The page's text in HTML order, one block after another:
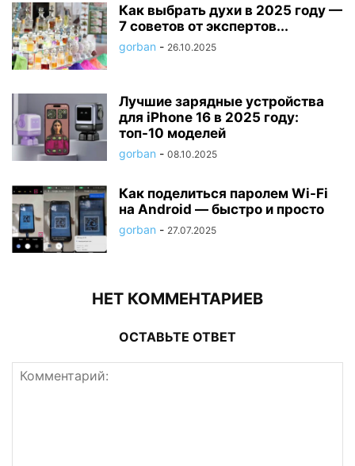
Как выбрать духи в 2025 году —
7 советов от экспертов...
gorban - 26.10.2025
Лучшие зарядные устройства
для iPhone 16 в 2025 году:
топ-10 моделей
gorban - 08.10.2025
Как поделиться паролем Wi-Fi
на Android — быстро и просто
gorban - 27.07.2025
НЕТ КОММЕНТАРИЕВ
ОСТАВЬТЕ ОТВЕТ